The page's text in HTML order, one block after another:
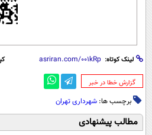
لینک کوتاه:
‌گزارش خطا در خبر
برچسب ها: شهرداری تهران
مطالب پیشنهادی